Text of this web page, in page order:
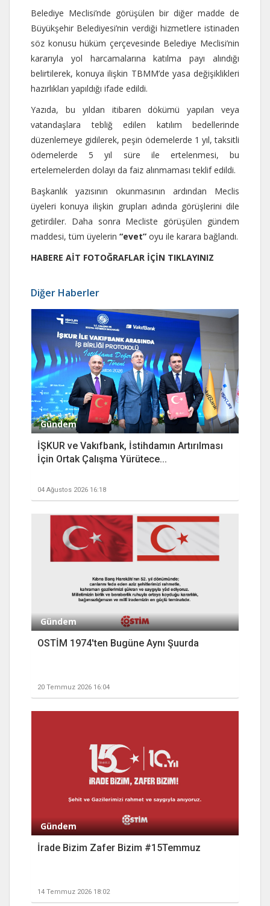
Belediye Meclisi’nde görüşülen bir diğer madde de
Büyükşehir Belediyesi’nin verdiği hizmetlere istinaden
söz konusu hüküm çerçevesinde Belediye Meclisi’nin
kararıyla yol harcamalarına katılma payı alındığı
belirtilerek, konuya ilişkin TBMM’de yasa değişiklikleri
hazırlıkları yapıldığı ifade edildi.
Yazıda, bu yıldan itibaren dökümü yapılan veya
vatandaşlara tebliğ edilen katılım bedellerinde
düzenlemeye gidilerek, peşin ödemelerde 1 yıl, taksitli
ödemelerde 5 yıl süre ile ertelenmesi, bu
ertelemelerden dolayı da faiz alınmaması teklif edildi.
Başkanlık yazısının okunmasının ardından Meclis
üyeleri konuya ilişkin grupları adında görüşlerini dile
getirdiler. Daha sonra Mecliste görüşülen gündem
maddesi, tüm üyelerin “evet” oyu ile karara bağlandı.
HABERE AİT FOTOĞRAFLAR İÇİN TIKLAYINIZ
Diğer Haberler
Gündem
İŞKUR ve Vakıfbank, İstihdamın Artırılması
İçin Ortak Çalışma Yürütece...
04 Ağustos 2026 16:18
Gündem
OSTİM 1974'ten Bugüne Aynı Şuurda
20 Temmuz 2026 16:04
Gündem
İrade Bizim Zafer Bizim #15Temmuz
14 Temmuz 2026 18:02